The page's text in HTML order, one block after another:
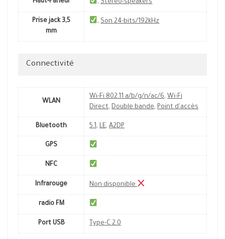
Haut-Parleur ,Stereo-speakers
Prise jack 3,5
mm
,Son 24-bits/192kHz
Connectivité
WLAN
Wi-Fi 802.11 a/b/g/n/ac/6, Wi-Fi
Direct, Double bande, Point d'accès
Bluetooth 5.1, LE, A2DP
GPS
NFC
Infrarouge Non disponible
radio FM
Port USB Type-C 2.0